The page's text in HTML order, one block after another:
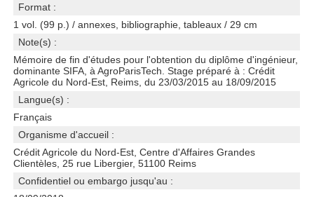
Format :
1 vol. (99 p.) / annexes, bibliographie, tableaux / 29 cm
Note(s) :
Mémoire de fin d'études pour l'obtention du diplôme d'ingénieur,
dominante SIFA, à AgroParisTech. Stage préparé à : Crédit
Agricole du Nord-Est, Reims, du 23/03/2015 au 18/09/2015
Langue(s) :
Français
Organisme d'accueil :
Crédit Agricole du Nord-Est, Centre d'Affaires Grandes
Clientèles, 25 rue Libergier, 51100 Reims
Confidentiel ou embargo jusqu'au :